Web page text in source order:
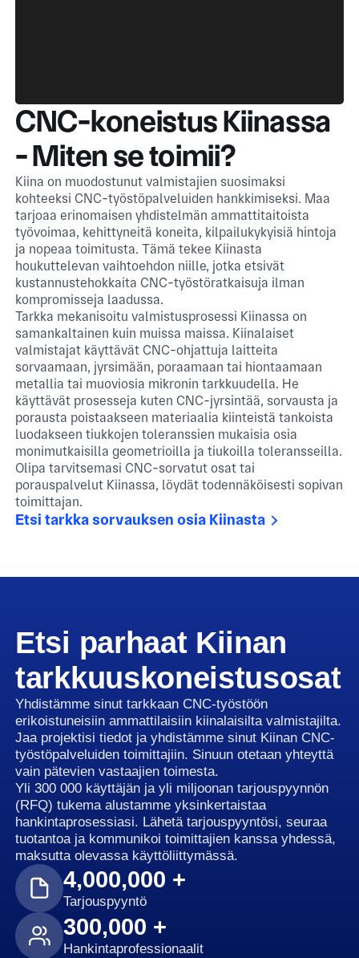
CNC-koneistus Kiinassa
- Miten se toimii?
Kiina on muodostunut valmistajien suosimaksi
kohteeksi CNC-työstöpalveluiden hankkimiseksi. Maa
tarjoaa erinomaisen yhdistelmän ammattitaitoista
työvoimaa, kehittyneitä koneita, kilpailukykyisiä hintoja
ja nopeaa toimitusta. Tämä tekee Kiinasta
houkuttelevan vaihtoehdon niille, jotka etsivät
kustannustehokkaita CNC-työstöratkaisuja ilman
kompromisseja laadussa.
Tarkka mekanisoitu valmistusprosessi Kiinassa on
samankaltainen kuin muissa maissa. Kiinalaiset
valmistajat käyttävät CNC-ohjattuja laitteita
sorvaamaan, jyrsimään, poraamaan tai hiontaamaan
metallia tai muoviosia mikronin tarkkuudella. He
käyttävät prosesseja kuten CNC-jyrsintää, sorvausta ja
porausta poistaakseen materiaalia kiinteistä tankoista
luodakseen tiukkojen toleranssien mukaisia osia
monimutkaisilla geometrioilla ja tiukoilla toleransseilla.
Olipa tarvitsemasi CNC-sorvatut osat tai
porauspalvelut Kiinassa, löydät todennäköisesti sopivan
toimittajan.
Etsi tarkka sorvauksen osia Kiinasta
Etsi parhaat Kiinan
tarkkuuskoneistusosat
Yhdistämme sinut tarkkaan CNC-työstöön
erikoistuneisiin ammattilaisiin kiinalaisilta valmistajilta.
Jaa projektisi tiedot ja yhdistämme sinut Kiinan CNC-
työstöpalveluiden toimittajiin. Sinuun otetaan yhteyttä
vain pätevien vastaajien toimesta.
Yli 300 000 käyttäjän ja yli miljoonan tarjouspyynnön
(RFQ) tukema alustamme yksinkertaistaa
hankintaprosessiasi. Lähetä tarjouspyyntösi, seuraa
tuotantoa ja kommunikoi toimittajien kanssa yhdessä,
maksutta olevassa käyttöliittymässä.
4,000,000 +
Tarjouspyyntö
300,000 +
Hankintaprofessionaalit